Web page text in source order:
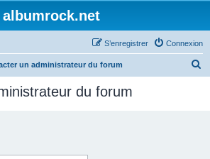
albumrock.net
Connexion
S’enregistrer
un administrateur du forum
du forum